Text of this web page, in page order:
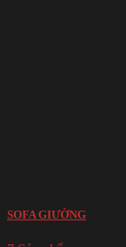
SOFA GIƯỜNG